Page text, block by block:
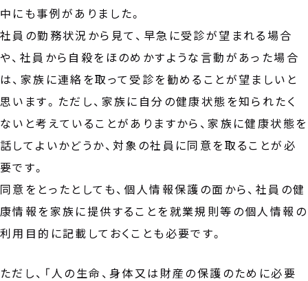
中にも事例がありました。
社員の勤務状況から見て、早急に受診が望まれる場合
や、社員から自殺をほのめかすような言動があった場合
は、家族に連絡を取って受診を勧めることが望ましいと
思います。ただし、家族に自分の健康状態を知られたく
ないと考えていることがありますから、家族に健康状態を
話してよいかどうか、対象の社員に同意を取ることが必
要です。
同意をとったとしても、個人情報保護の面から、社員の健
康情報を家族に提供することを就業規則等の個人情報の
利用目的に記載しておくことも必要です。
ただし、「人の生命、身体又は財産の保護のために必要